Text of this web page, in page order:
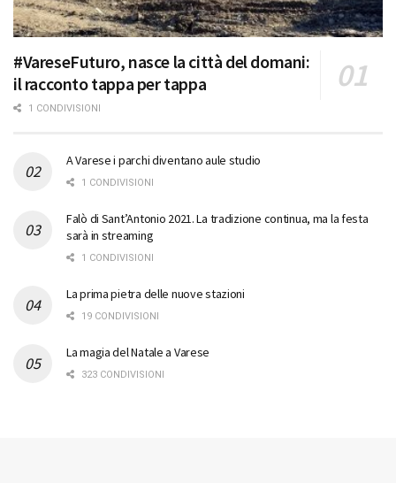
#VareseFuturo, nasce la città del domani:
il racconto tappa per tappa
1 CONDIVISIONI
A Varese i parchi diventano aule studio
1 CONDIVISIONI
Falò di Sant’Antonio 2021. La tradizione continua, ma la festa
sarà in streaming
1 CONDIVISIONI
La prima pietra delle nuove stazioni
19 CONDIVISIONI
La magia del Natale a Varese
323 CONDIVISIONI